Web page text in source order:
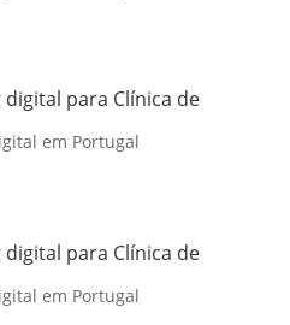
para Clínica de
em Portugal
para Clínica de
em Portugal